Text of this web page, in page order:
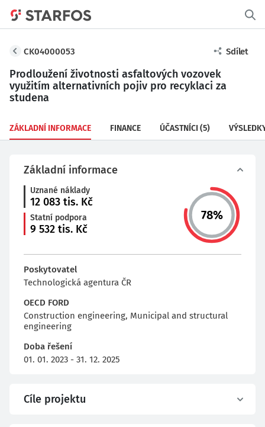
CK04000053 Sdílet
Prodloužení životnosti asfaltových vozovek
využitím alternativních pojiv pro recyklaci za
studena
ZÁKLADNÍ INFORMACE FINANCE ÚČASTNÍCI (5)
Základní informace
Uznané náklady
12 083 tis. Kč
Statní podpora
9 532 tis. Kč
78%
Poskytovatel
Technologická agentura ČR
OECD FORD
Construction engineering, Municipal and structural
engineering
Doba řešení
01. 01. 2023 - 31. 12. 2025
Cíle projektu